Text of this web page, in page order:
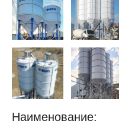
Наименование: